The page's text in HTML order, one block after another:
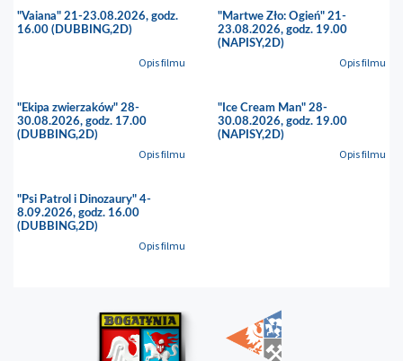
"Vaiana" 21-23.08.2026, godz.
16.00 (DUBBING,2D)
Opis filmu
"Martwe Zło: Ogień" 21-
23.08.2026, godz. 19.00
(NAPISY,2D)
Opis filmu
"Ekipa zwierzaków" 28-
30.08.2026, godz. 17.00
(DUBBING,2D)
Opis filmu
"Ice Cream Man" 28-
30.08.2026, godz. 19.00
(NAPISY,2D)
Opis filmu
"Psi Patrol i Dinozaury" 4-
8.09.2026, godz. 16.00
(DUBBING,2D)
Opis filmu